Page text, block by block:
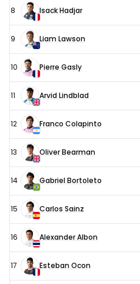
8 Isack Hadjar
9 Liam Lawson
10 Pierre Gasly
11 Arvid Lindblad
12 Franco Colapinto
13 Oliver Bearman
14 Gabriel Bortoleto
15 Carlos Sainz
16 Alexander Albon
17 Esteban Ocon